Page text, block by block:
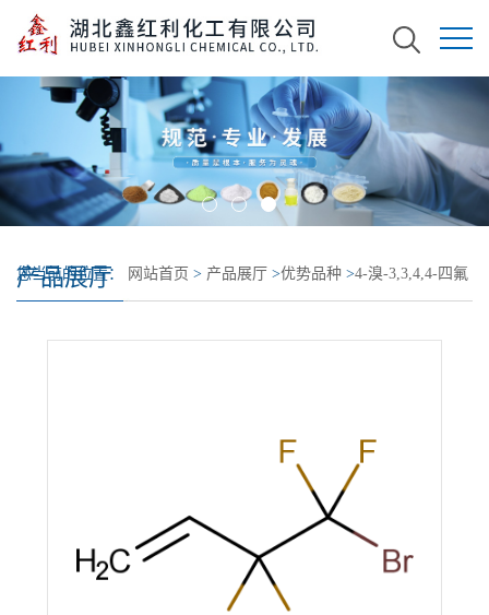
产品展厅
您当前的位置： 网站首页 > 产品展厅 >优势品种 >4-溴-3,3,4,4-四氟